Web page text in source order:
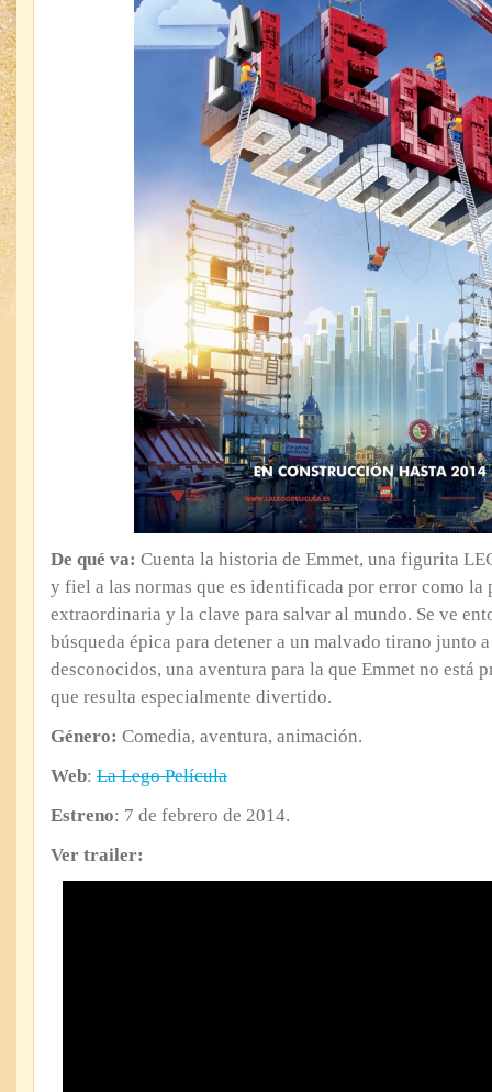
De qué va: Cuenta la historia de Emmet, una figurita
y fiel a las normas que es identificada por error como la
extraordinaria y la clave para salvar al mundo. Se ve
búsqueda épica para detener a un malvado tirano junto
desconocidos, una aventura para la que Emmet no está
que resulta especialmente divertido.
Género: Comedia, aventura, animación.
Web: La Lego Película
Estreno: 7 de febrero de 2014.
Ver trailer: